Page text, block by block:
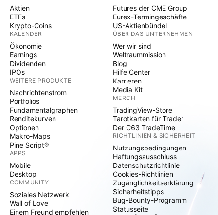
Aktien
ETFs
Krypto-Coins
KALENDER
Ökonomie
Earnings
Dividenden
IPOs
WEITERE PRODUKTE
Nachrichtenstrom
Portfolios
Fundamentalgraphen
Renditekurven
Optionen
Makro-Maps
Pine Script®
APPS
Mobile
Desktop
COMMUNITY
Soziales Netzwerk
Wall of Love
Einem Freund empfehlen
Futures der CME Group
Eurex-Termingeschäfte
US-Aktienbündel
ÜBER DAS UNTERNEHMEN
Wer wir sind
Weltraummission
Blog
Hilfe Center
Karrieren
Media Kit
MERCH
TradingView-Store
Tarotkarten für Trader
Der C63 TradeTime
RICHTLINIEN & SICHERHEIT
Nutzungsbedingungen
Haftungsausschluss
Datenschutzrichtlinie
Cookies-Richtlinien
Zugänglichkeitserklärung
Sicherheitstipps
Bug-Bounty-Programm
Statusseite